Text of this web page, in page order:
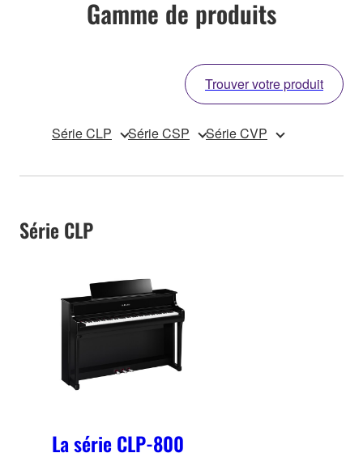
Gamme de produits
Trouver votre produit
Série CLP Série CSP Série CVP
Série CLP
La série CLP-800